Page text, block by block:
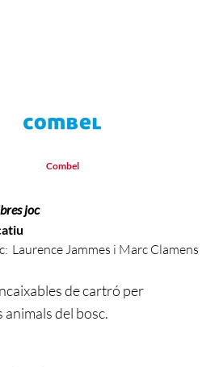
Combel
joc
Laurence Jammes i Marc Clamens
de cartró per
del bosc.